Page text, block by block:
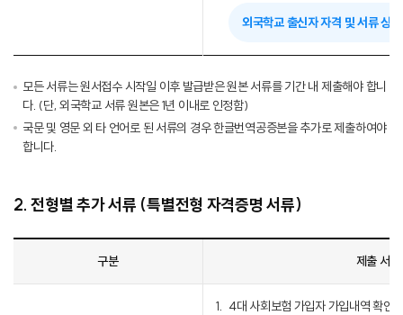
외국학교 출신자 자격 및 서류 상
모든 서류는 원서접수 시작일 이후 발급받은 원본 서류를 기간 내 제출해야 합니
다. (단, 외국학교 서류 원본은 1년 이내로 인정함)
국문 및 영문 외 타 언어로 된 서류의 경우 한글번역공증본을 추가로 제출하여야
합니다.
2. 전형별 추가 서류 (특별전형 자격증명 서류)
구분 제출 서류
4대 사회보험 가입자 가입내역 확인